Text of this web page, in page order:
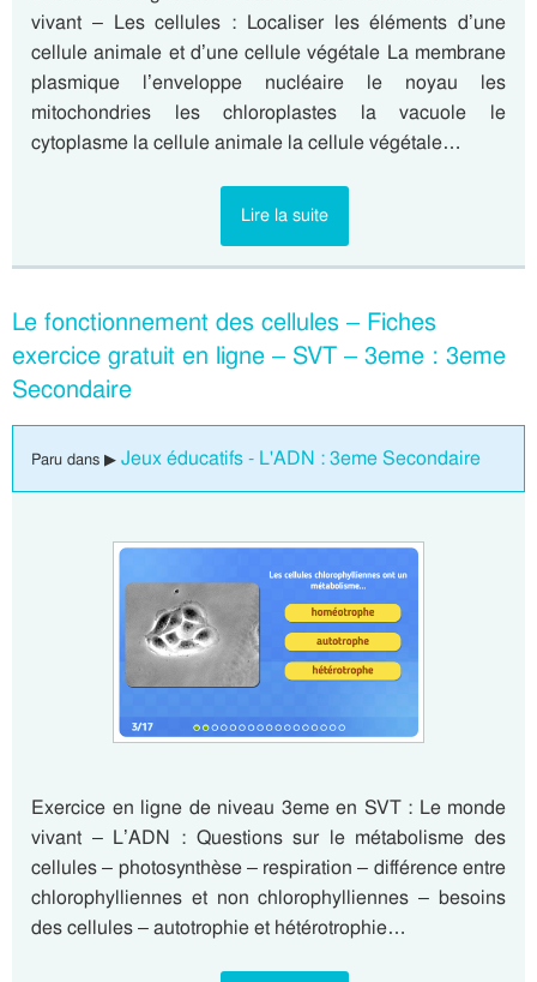
vivant – Les cellules : Localiser les éléments d’une
cellule animale et d’une cellule végétale La membrane
plasmique l’enveloppe nucléaire le noyau les
mitochondries les chloroplastes la vacuole le
cytoplasme la cellule animale la cellule végétale…
Lire la suite
Le fonctionnement des cellules – Fiches
exercice gratuit en ligne – SVT – 3eme : 3eme
Secondaire
Paru dans ▶ Jeux éducatifs - L'ADN : 3eme Secondaire
Exercice en ligne de niveau 3eme en SVT : Le monde
vivant – L’ADN : Questions sur le métabolisme des
cellules – photosynthèse – respiration – différence entre
chlorophylliennes et non chlorophylliennes – besoins
des cellules – autotrophie et hétérotrophie…